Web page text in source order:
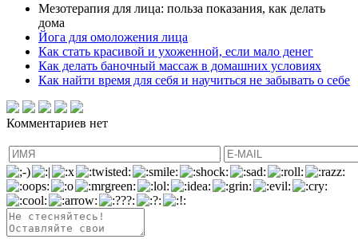
Мезотерапия для лица: польза показания, как делать
дома
Йога для омоложения лица
Как стать красивой и ухоженной, если мало денег
Как делать баночный массаж в домашних условиях
Как найти время для себя и научиться не забывать о себе
Комментариев нет